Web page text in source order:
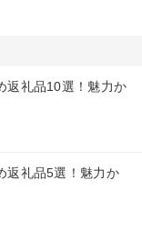
返礼品10選！魅力か
返礼品5選！魅力か